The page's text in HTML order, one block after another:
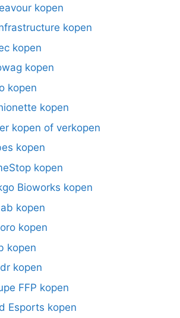
kopen
kopen
kopen
kopen
kopen
kopen
kopen of verkopen
kopen
kopen
Bioworks kopen
kopen
kopen
kopen
kopen
FFP kopen
Esports kopen